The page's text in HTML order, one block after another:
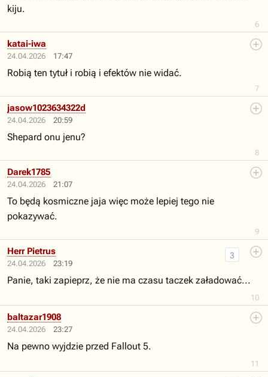
6
kiju.
24.04.2026 17:47
7
katai-iwa
Robią ten tytuł i robią i efektów nie widać.
24.04.2026 20:59
8
jasow1023634322d
Shepard onu jenu?
24.04.2026 21:07
9
Darek1785
To będą kosmiczne jaja więc może lepiej tego nie
pokazywać.
24.04.2026 23:19
10
3
Herr Pietrus
Panie, taki zapieprz, że nie ma czasu taczek załadować...
24.04.2026 23:27
11
baltazar1908
Na pewno wyjdzie przed Fallout 5.